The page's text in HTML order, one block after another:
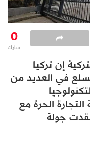
0
شارك
إن تركيا
في العديد من
الحرة مع
جولة